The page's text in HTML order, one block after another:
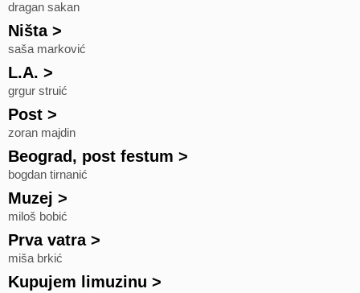
dragan sakan
Ništa>
saša marković
L.A. >
grgur struić
Post >
zoran majdin
Beograd, post festum >
bogdan tirnanić
Muzej >
miloš bobić
Prva vatra>
miša brkić
Kupujem limuzinu >